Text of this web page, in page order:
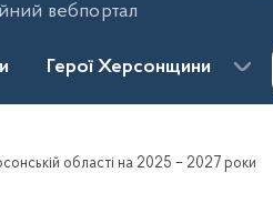
вебпортал
Герої Херсонщини
області на 2025 – 2027 роки